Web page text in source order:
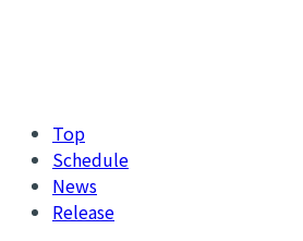
Top
Schedule
News
Release